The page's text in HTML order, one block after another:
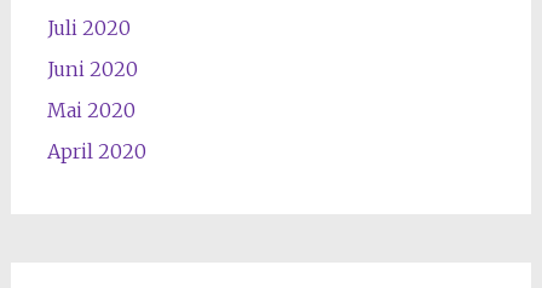
Juli 2020
Juni 2020
Mai 2020
April 2020